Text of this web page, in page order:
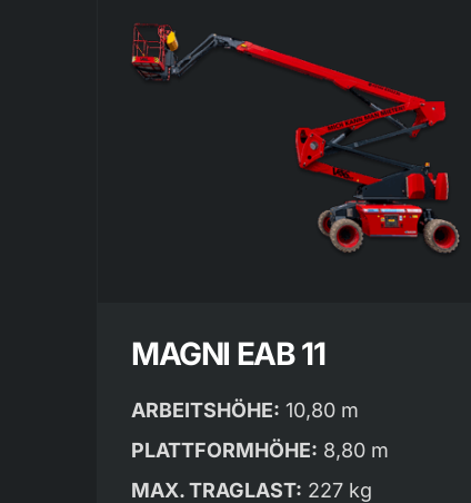
MAGNI EAB 11
ARBEITSHÖHE: 10,80 m
PLATTFORMHÖHE: 8,80 m
MAX. TRAGLAST: 227 kg